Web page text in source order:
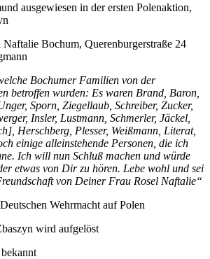
ausgewiesen in der ersten Polenaktion,
Bochum, Querenburgerstraße 24
Bochumer Familien von der
betroffen wurden: Es waren Brand, Baron,
Sporn, Ziegellaub, Schreiber, Zucker,
Insler, Lustmann, Schmerler, Jäckel,
Herschberg, Plesser, Weißmann, Literat,
einige alleinstehende Personen, die ich
Ich will nun Schluß machen und würde
etwas von Dir zu hören. Lebe wohl und sei
von Deiner Frau Rosel Naftalie“
Wehrmacht auf Polen
wird aufgelöst